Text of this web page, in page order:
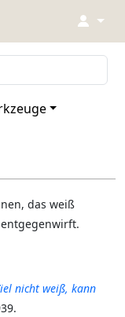
↓
das weiß
nicht weiß, kann